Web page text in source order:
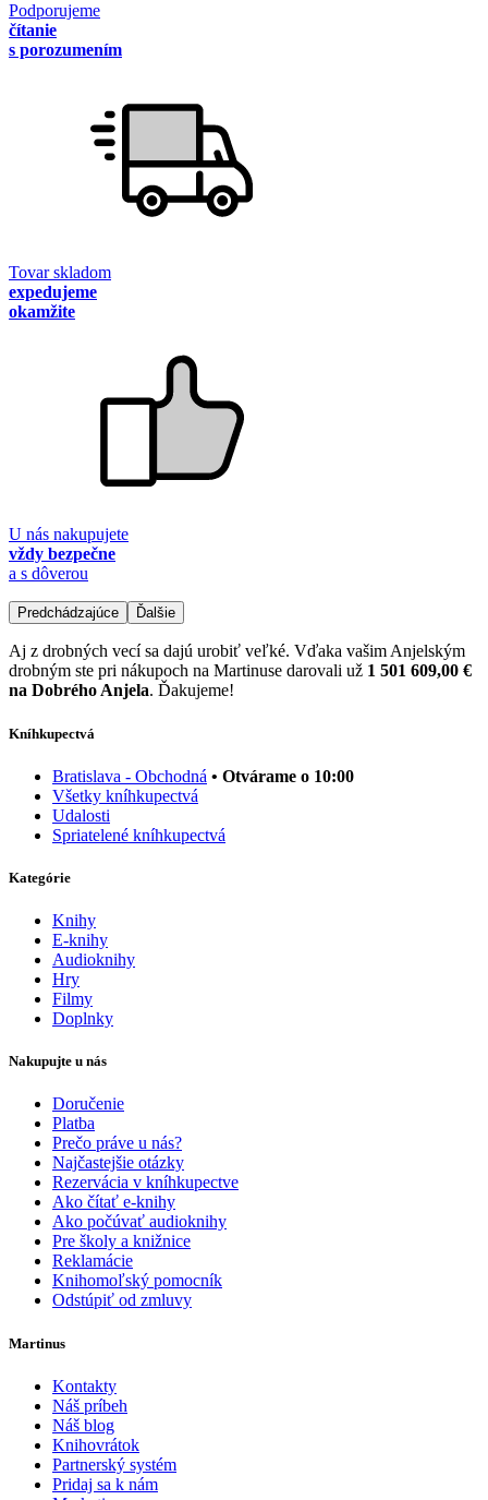
Podporujeme
čítanie
s porozumením
Tovar skladom
expedujeme
okamžite
U nás nakupujete
vždy bezpečne
a s dôverou
Predchádzajúce Ďalšie
Aj z drobných vecí sa dajú urobiť veľké. Vďaka vašim Anjelským
drobným ste pri nákupoch na Martinuse darovali už 1 501 609,00 €
na Dobrého Anjela. Ďakujeme!
Kníhkupectvá
Bratislava - Obchodná • Otvárame o 10:00
Všetky kníhkupectvá
Udalosti
Spriatelené kníhkupectvá
Kategórie
Knihy
E-knihy
Audioknihy
Hry
Filmy
Doplnky
Nakupujte u nás
Doručenie
Platba
Prečo práve u nás?
Najčastejšie otázky
Rezervácia v kníhkupectve
Ako čítať e-knihy
Ako počúvať audioknihy
Pre školy a knižnice
Reklamácie
Knihomoľský pomocník
Odstúpiť od zmluvy
Martinus
Kontakty
Náš príbeh
Náš blog
Knihovrátok
Partnerský systém
Pridaj sa k nám